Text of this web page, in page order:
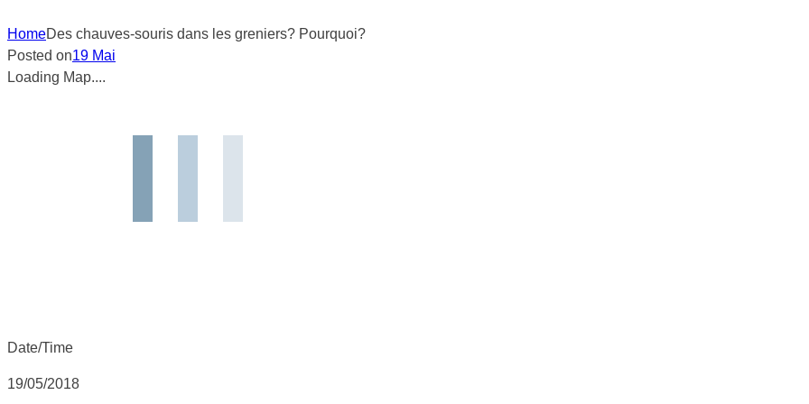
HomeDes chauves-souris dans les greniers? Pourquoi?
Posted on19 Mai
Loading Map....
Date/Time
19/05/2018